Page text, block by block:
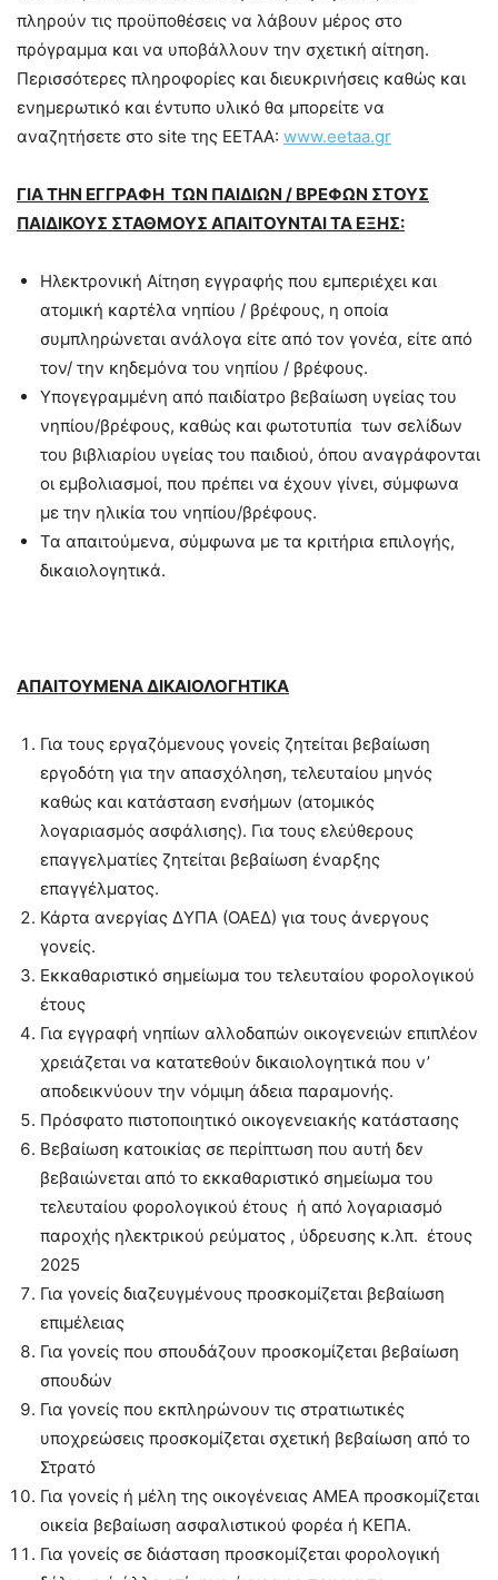
πληρούν τις προϋποθέσεις να λάβουν μέρος στο
πρόγραμμα και να υποβάλλουν την σχετική αίτηση.
Περισσότερες πληροφορίες και διευκρινήσεις καθώς και
ενημερωτικό και έντυπο υλικό θα μπορείτε να
αναζητήσετε στο site της ΕΕΤΑΑ: www.eetaa.gr
ΓΙΑ ΤΗΝ ΕΓΓΡΑΦΗ ΤΩΝ ΠΑΙΔΙΩΝ / ΒΡΕΦΩΝ ΣΤΟΥΣ
ΠΑΙΔΙΚΟΥΣ ΣΤΑΘΜΟΥΣ ΑΠΑΙΤΟΥΝΤΑΙΤΑ ΕΞΗΣ:
Ηλεκτρονική Αίτηση εγγραφής που εμπεριέχει και
ατομική καρτέλα νηπίου / βρέφους, η οποία
συμπληρώνεται ανάλογα είτε από τον γονέα, είτε από
τον/ την κηδεμόνα του νηπίου / βρέφους.
Υπογεγραμμένη από παιδίατρο βεβαίωση υγείας του
νηπίου/βρέφους, καθώς και φωτοτυπία των σελίδων
του βιβλιαρίου υγείας του παιδιού, όπου αναγράφονται
οι εμβολιασμοί, που πρέπει να έχουν γίνει, σύμφωνα
με την ηλικία του νηπίου/βρέφους.
Τα απαιτούμενα, σύμφωνα με τα κριτήρια επιλογής,
δικαιολογητικά.
ΑΠΑΙΤΟΥΜΕΝΑ ΔΙΚΑΙΟΛΟΓΗΤΙΚΑ
Για τους εργαζόμενους γονείς ζητείται βεβαίωση
εργοδότη για την απασχόληση, τελευταίου μηνός
καθώς και κατάσταση ενσήμων (ατομικός
λογαριασμός ασφάλισης). Για τους ελεύθερους
επαγγελματίες ζητείται βεβαίωση έναρξης
επαγγέλματος.
Κάρτα ανεργίας ΔΥΠΑ (ΟΑΕΔ) για τους άνεργους
γονείς.
Εκκαθαριστικό σημείωμα του τελευταίου φορολογικού
έτους
Για εγγραφή νηπίων αλλοδαπών οικογενειών επιπλέον
χρειάζεται να κατατεθούν δικαιολογητικά που ν’
αποδεικνύουν την νόμιμη άδεια παραμονής.
Πρόσφατο πιστοποιητικό οικογενειακής κατάστασης
Βεβαίωση κατοικίας σε περίπτωση που αυτή δεν
βεβαιώνεται από το εκκαθαριστικό σημείωμα του
τελευταίου φορολογικού έτους ή από λογαριασμό
παροχής ηλεκτρικού ρεύματος , ύδρευσης κ.λπ. έτους
2025
Για γονείς διαζευγμένους προσκομίζεται βεβαίωση
επιμέλειας
Για γονείς που σπουδάζουν προσκομίζεται βεβαίωση
σπουδών
Για γονείς που εκπληρώνουν τις στρατιωτικές
υποχρεώσεις προσκομίζεται σχετική βεβαίωση από το
Στρατό
Για γονείς ή μέλη της οικογένειας ΑΜΕΑ προσκομίζεται
οικεία βεβαίωση ασφαλιστικού φορέα ή ΚΕΠΑ.
Για γονείς σε διάσταση προσκομίζεται φορολογική